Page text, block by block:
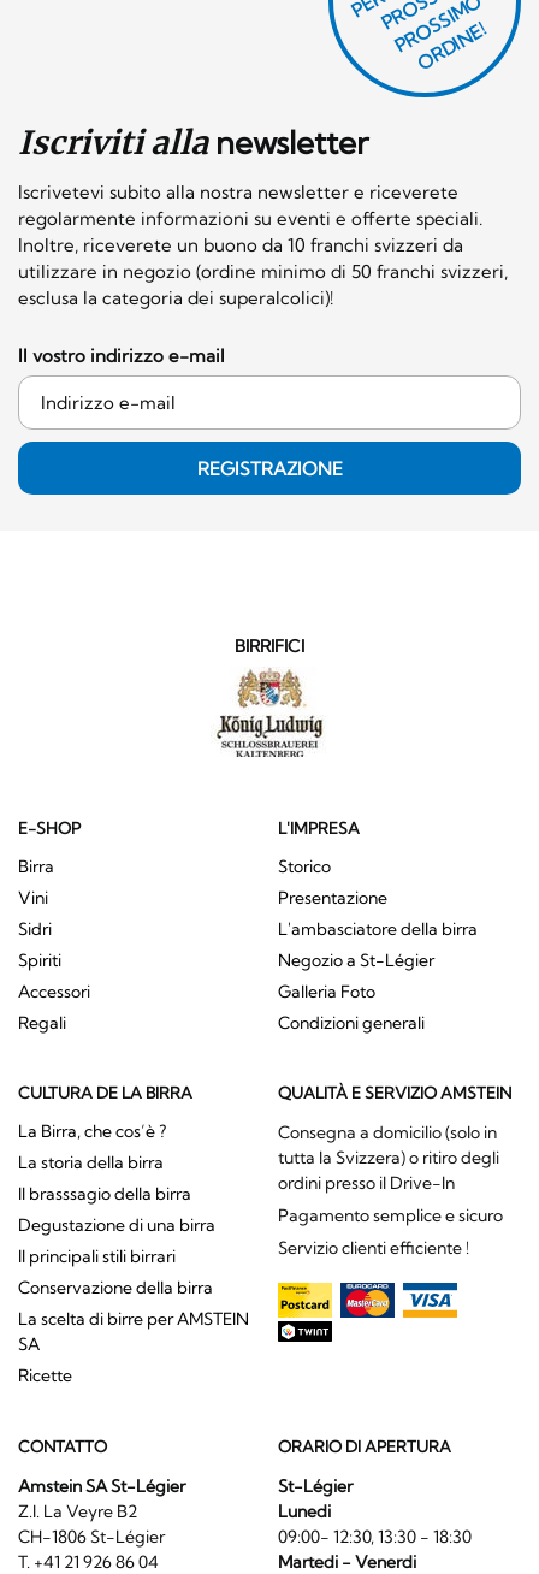
Iscriviti allanewsletter
Iscrivetevi subito alla nostra newsletter e riceverete
regolarmente informazioni su eventi e offerte speciali.
Inoltre, riceverete un buono da 10 franchi svizzeri da
utilizzare in negozio (ordine minimo di 50 franchi svizzeri,
esclusa la categoria dei superalcolici)!
E
S
O
O
E!
Il vostro indirizzo e-mail
REGISTRAZIONE
BIRRIFICI
E-SHOP
Birra
Vini
Sidri
Spiriti
Accessori
Regali
L'IMPRESA
Storico
Presentazione
L'ambasciatore della birra
Negozio a St-Légier
Galleria Foto
Condizioni generali
CULTURA DE LA BIRRA
La Birra, che cos’è ?
La storia della birra
Il brasssagio della birra
Degustazione di una birra
Il principali stili birrari
Conservazione della birra
La scelta di birre per AMSTEIN
SA
Ricette
QUALITÀ E SERVIZIO AMSTEIN
Consegna a domicilio (solo in
tutta la Svizzera) o ritiro degli
ordini presso il Drive-In
Pagamento semplice e sicuro
Servizio clienti efficiente !
CONTATTO
Amstein SA St-Légier
Z.I. La Veyre B2
CH-1806 St-Légier
T. +41 21 926 86 04
ORARIO DI APERTURA
St-Légier
Lunedi
09:00- 12:30, 13:30 - 18:30
Martedi - Venerdi